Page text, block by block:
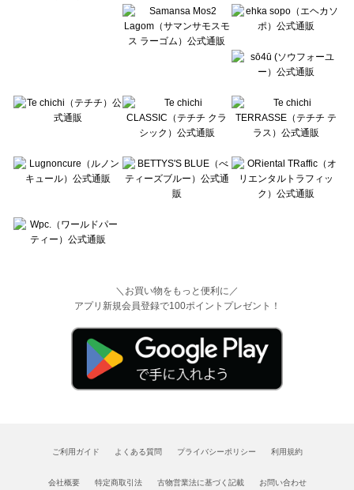
＼お買い物をもっと便利に／
アプリ新規会員登録で100ポイントプレゼント！
ご利用ガイド よくある質問 プライバシーポリシー 利用規約
会社概要 特定商取引法 古物営業法に基づく記載 お問い合わせ